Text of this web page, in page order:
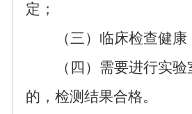
定；
（三）临床检查健康
（四）需要进行实
的，检测结果合格。